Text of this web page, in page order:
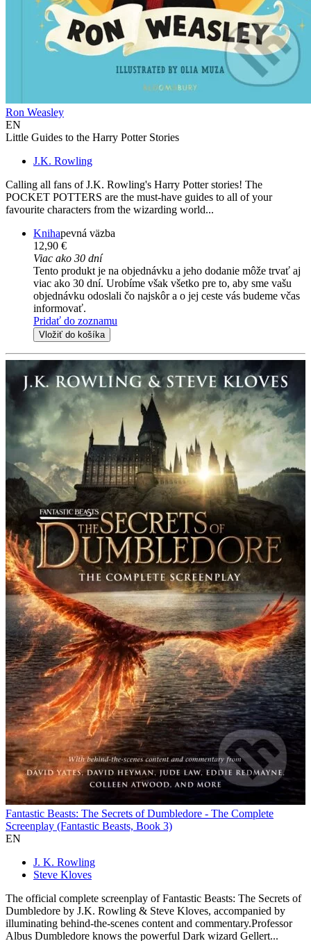
Ron Weasley
EN
Little Guides to the Harry Potter Stories
J.K. Rowling
Calling all fans of J.K. Rowling's Harry Potter stories! The
POCKET POTTERS are the must-have guides to all of your
favourite characters from the wizarding world...
Knihapevná väzba
12,90 €
Viac ako 30 dní
Tento produkt je na objednávku a jeho dodanie môže trvať aj
viac ako 30 dní. Urobíme však všetko pre to, aby sme vašu
objednávku odoslali čo najskôr a o jej ceste vás budeme včas
informovať.
Pridať do zoznamu
Vložiť do košíka
Fantastic Beasts: The Secrets of Dumbledore - The Complete
Screenplay (Fantastic Beasts, Book 3)
EN
J. K. Rowling
Steve Kloves
The official complete screenplay of Fantastic Beasts: The Secrets of
Dumbledore by J.K. Rowling & Steve Kloves, accompanied by
illuminating behind-the-scenes content and commentary.Professor
Albus Dumbledore knows the powerful Dark wizard Gellert...